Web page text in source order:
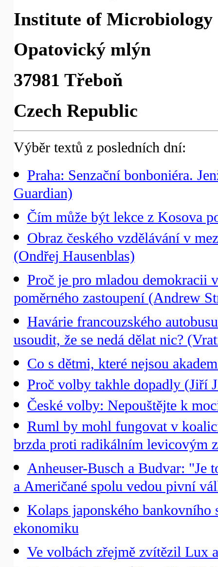
Institute of Microbiology
Opatovický mlýn
37981 Třeboň
Czech Republic
Výběr textů z posledních dní:
Praha: Senzační bonboniéra.
Guardian)
Čím může být lekce z Kosova
Obraz českého vzdělávání v
(Ondřej Hausenblas)
Proč je pro mladou demokracii
poměrného zastoupení (Andrew
Havárie francouzského
usoudit, že se nedá dělat nic?
Co s dětmi, které nejsou
Proč volby takhle dopadly (Jiří
České volby: Nepouštějte k
Ruml by mohl fungovat v
brzda proti radikálním levicovým
Anheuser-Busch a Budvar: "Je
a Američané spolu vedou pivní
Kolaps japonského bankovního
ekonomiku
Ve volbách zřejmě zvítězil Lux